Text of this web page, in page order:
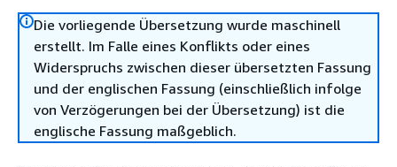
Die vorliegende Übersetzung wurde maschinell
erstellt. Im Falle eines Konflikts oder eines
Widerspruchs zwischen dieser übersetzten Fassung
und der englischen Fassung (einschließlich infolge
von Verzögerungen bei der Übersetzung) ist die
englische Fassung maßgeblich.